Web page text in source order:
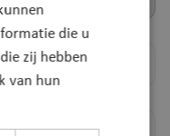
die u
zij hebben
van hun